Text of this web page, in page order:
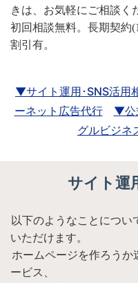
きは、お気軽にご相談く
初回相談無料。長期契約
割引有。
▼サイト運用･SNS活用
ーネット広告代行
▼公
グルビジネ
サイト運
以下のようなことにつ
いただけます。
ホームページを作ろうか
ービス、